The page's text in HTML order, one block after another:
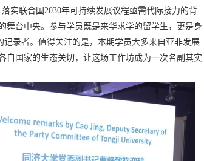
实联合国2030年可持续发展议程亟需代际接力的背
舞台中央。参与学员既是来华求学的留学生，更是身
记录者。值得关注的是，本期学员大多来自亚非发展
自国家的生态关切，让这场工作坊成为一次名副其实